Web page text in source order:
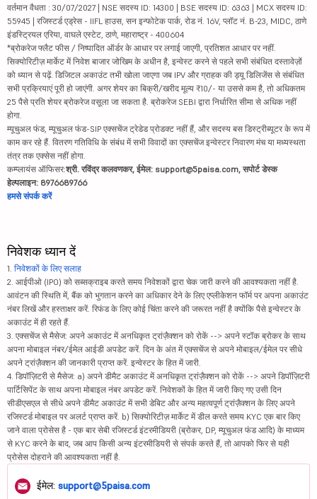
वर्तमान वैधता : 30/07/2027 | NSE सदस्य ID: 14300 | BSE सदस्य ID: 6363 | MCX सदस्य ID:
55945 | रजिस्टर्ड एड्रेस - IIFL हाउस, सन इन्फोटेक पार्क, रोड नं. 16V, प्लॉट नं. B-23, MIDC, ठाणे
इंडस्ट्रियल एरिया, वाघले एस्टेट, ठाणे, महाराष्ट्र - 400604
*ब्रोकरेज फ्लैट फीस / निष्पादित ऑर्डर के आधार पर लगाई जाएगी, प्रतिशत आधार पर नहीं.
सिक्योरिटीज़ मार्केट में निवेश बाजार जोखिम के अधीन है, इन्वेस्ट करने से पहले सभी संबंधित दस्तावेज़ों
को ध्यान से पढ़ें. डिजिटल अकाउंट तभी खोला जाएगा जब IPV और ग्राहक की ड्यू डिलिजेंस से संबंधित
सभी प्रक्रियाएं पूरी हो जाएंगी. अगर शेयर का बिक्री/खरीद मूल्य ₹10/- या उससे कम है, तो अधिकतम
25 पैसे प्रति शेयर ब्रोकरेज वसूला जा सकता है. ब्रोकरेज SEBI द्वारा निर्धारित सीमा से अधिक नहीं
होगा.
म्यूचुअल फंड, म्यूचुअल फंड-SIP एक्सचेंज ट्रेडेड प्रोडक्ट नहीं हैं, और सदस्य बस डिस्ट्रीब्यूटर के रूप में
काम कर रहे हैं. वितरण गतिविधि के संबंध में सभी विवादों का एक्सचेंज इन्वेस्टर निवारण मंच या मध्यस्थता
तंत्र तक एक्सेस नहीं होगा.
कम्प्लायंस ऑफिसर:श्री. रविंद्र कलवणकर, ईमेल: support@5paisa.com, सपोर्ट डेस्क
हेल्पलाइन: 8976689766
हमसे संपर्क करें
निवेशक ध्यान दें
1. निवेशकों के लिए सलाह
2. आईपीओ (IPO) को सब्सक्राइब करते समय निवेशकों द्वारा चेक जारी करने की आवश्यकता नहीं है.
आवंटन की स्थिति में, बैंक को भुगतान करने का अधिकार देने के लिए एप्लीकेशन फॉर्म पर अपना अकाउंट
नंबर लिखें और हस्ताक्षर करें. रिफंड के लिए कोई चिंता करने की जरूरत नहीं है क्योंकि पैसे इन्वेस्टर के
अकाउंट में ही रहते हैं.
3. एक्सचेंज से मैसेज: अपने अकाउंट में अनधिकृत ट्रांज़ैक्शन को रोकें --> अपने स्टॉक ब्रोकर के साथ
अपना मोबाइल नंबर/ईमेल आईडी अपडेट करें. दिन के अंत में एक्सचेंज से अपने मोबाइल/ईमेल पर सीधे
अपने ट्रांज़ैक्शन की जानकारी प्राप्त करें. इन्वेस्टर के हित में जारी.
4. डिपॉज़िटरी से मैसेज: a) अपने डीमैट अकाउंट में अनधिकृत ट्रांज़ैक्शन को रोकें --> अपने डिपॉज़िटरी
पार्टिसिपेंट के साथ अपना मोबाइल नंबर अपडेट करें. निवेशकों के हित में जारी किए गए उसी दिन
सीडीएसएल से सीधे अपने डीमैट अकाउंट में सभी डेबिट और अन्य महत्वपूर्ण ट्रांज़ैक्शन के लिए अपने
रजिस्टर्ड मोबाइल पर अलर्ट प्राप्त करें. b) सिक्योरिटीज़ मार्केट में डील करते समय KYC एक बार किए
जाने वाला प्रोसेस है - एक बार सेबी रजिस्टर्ड इंटरमीडियरी (ब्रोकर, DP, म्यूचुअल फंड आदि) के माध्यम
से KYC करने के बाद, जब आप किसी अन्य इंटरमीडियरी से संपर्क करते हैं, तो आपको फिर से यही
प्रोसेस दोहराने की आवश्यकता नहीं है.
ईमेल: support@5paisa.com